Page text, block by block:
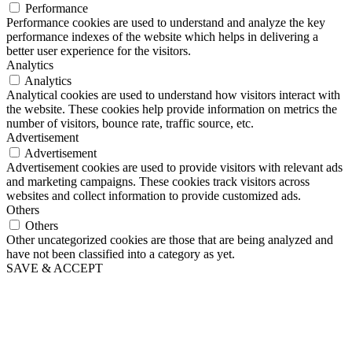
Performance
Performance cookies are used to understand and analyze the key
performance indexes of the website which helps in delivering a
better user experience for the visitors.
Analytics
Analytics
Analytical cookies are used to understand how visitors interact with
the website. These cookies help provide information on metrics the
number of visitors, bounce rate, traffic source, etc.
Advertisement
Advertisement
Advertisement cookies are used to provide visitors with relevant ads
and marketing campaigns. These cookies track visitors across
websites and collect information to provide customized ads.
Others
Others
Other uncategorized cookies are those that are being analyzed and
have not been classified into a category as yet.
SAVE & ACCEPT